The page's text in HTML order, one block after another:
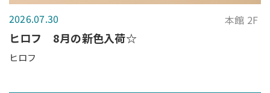
2026.07.30 本館 2F
ヒロフ 8月の新色入荷☆
ヒロフ